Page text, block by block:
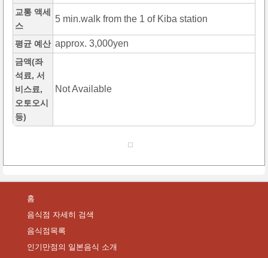
교통 액세
스
5 min.walk from the 1 of Kiba station
평균 예산 approx. 3,000yen
금액(좌
석료, 서
비스료,
오토오시
등)
Not Available
홈
음식점 자세히 검색
음식점목록
인기만점의 일본음식 소개